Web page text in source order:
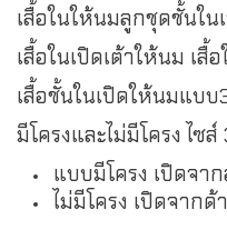
เสื้อในให้นมลูกชุดชั้นใน
เสื้อในเปิดเต้าให้นม เสื้
เสื้อชั้นในเปิดให้นมแบ
มีโครงและไม่มีโครง ไ
แบบมีโครง เปิดจา
ไม่มีโครง เปิดจากด้